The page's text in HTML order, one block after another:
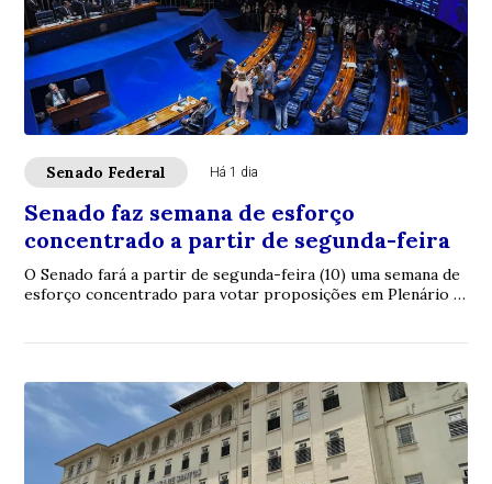
Senado Federal Há 1 dia
Senado faz semana de esforço
concentrado a partir de segunda-feira
O Senado fará a partir de segunda-feira (10) uma semana de
esforço concentrado para votar proposições em Plenário e